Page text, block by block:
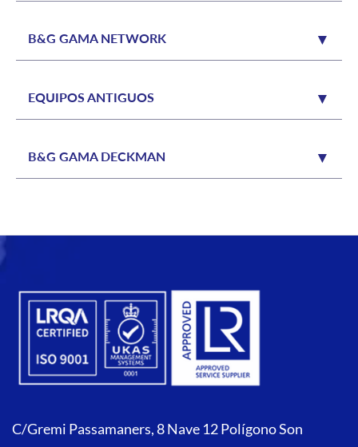
B&G GAMA NETWORK
EQUIPOS ANTIGUOS
B&G GAMA DECKMAN
C/Gremi Passamaners, 8 Nave 12 Polígono Son